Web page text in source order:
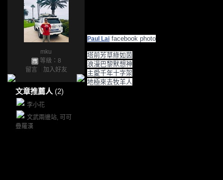
mku
等級：8
留言
加入好友
文章推薦人 (2)
李小花
文武兩邊站, 可可
疊羅漢
Paul Lai facebook photo
塔前芳草綠如茵
浪漫巴黎默想神
主愛千年十字架
地極來去牧羊人